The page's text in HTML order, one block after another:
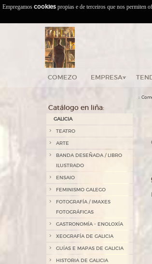
COMEZO EMPRESA
Catálogo en liña:
GALICIA
TEATRO
ARTE
BANDA DESEÑADA / LIBRO
ILUSTRADO
ENSAIO
FEMINISMO GALEGO
FOTOGRAFÍA / IMAXES
FOTOGRÁFICAS
GASTRONOMÍA - ENOLOXÍA
XEOGRAFÍA DE GALICIA
GUÍAS E MAPAS DE GALICIA
HISTORIA DE GALICIA
::
Empregamos cookies propias e de terceiros que nos permiten